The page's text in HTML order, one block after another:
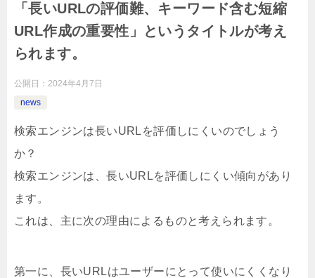
「長いURLの評価難、キーワード含む短縮
URL作成の重要性」というタイトルが考え
られます。
公開日： 2024年4月7日
news
検索エンジンは長いURLを評価しにくいのでしょう
か？
検索エンジンは、長いURLを評価しにくい傾向があり
ます。
これは、主に次の理由によるものと考えられます。
第一に、長いURLはユーザーにとって使いにくくなり